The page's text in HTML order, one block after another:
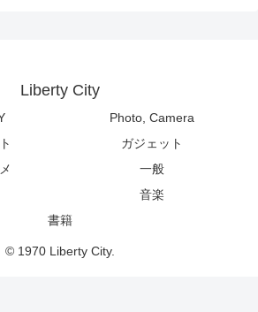
Liberty City
Photo, Camera
ガジェット
一般
音楽
書籍
© 1970 Liberty City.